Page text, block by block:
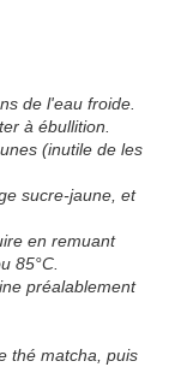
de l'eau froide.
à ébullition.
(inutile de les
sucre-jaune, et
en remuant
85°C.
préalablement
thé matcha, puis